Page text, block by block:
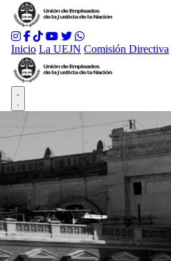
Inicio La UEJN Comisión Directiva
Abrir menú principal